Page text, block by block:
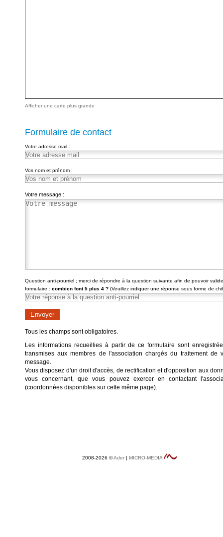
Afficher une carte plus grande
Formulaire de contact
Votre adresse mail :
Vos nom et prénom :
Votre message :
Question anti-pourriel ; merci de répondre à la question suivante afin de pouvoir
formulaire : combien font 5 plus 4 ? (Veuillez indiquer une réponse sous forme de
Tous les champs sont obligatoires.
Les informations recueillies à partir de ce formulaire sont
transmises aux membres de l'association chargés du traitement de
message.
Vous disposez d'un droit d'accès, de rectification et d'opposition aux
vous concernant, que vous pouvez exercer en contactant
(coordonnées disponibles sur cette même page).
2008-2026 ©Ader | MICRO-MEDIA